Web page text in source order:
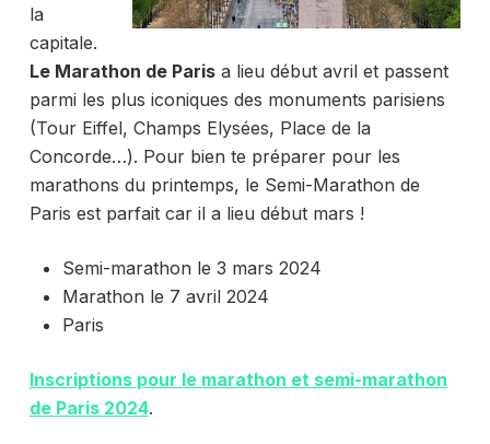
la
capitale.
Le Marathon de Parisa lieu début avril et passent
parmi les plus iconiques des monuments parisiens
(Tour Eiffel, Champs Elysées, Place de la
Concorde…). Pour bien te préparer pour les
marathons du printemps, le Semi-Marathon de
Paris est parfait car il a lieu début mars !
Semi-marathon le 3 mars 2024
Marathon le 7 avril 2024
Paris
Inscriptions pour le marathon et semi-marathon
de Paris 2024.